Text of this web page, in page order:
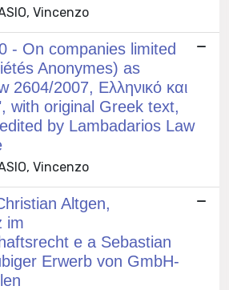
Vincenzo
- On companies limited
Anonymes) as
2604/2007, Ελληνικό και
with original Greek text,
by Lambadarios Law
Vincenzo
Altgen,
im
e a Sebastian
Erwerb von GmbH-